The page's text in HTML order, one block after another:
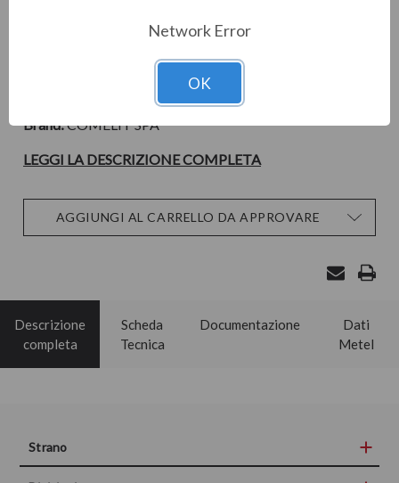
318930
Brand:COMELIT SPA
LEGGI LA DESCRIZIONE COMPLETA
attuale:AGGIUNGI AL CARRELLO DA APPROVARE
Descrizione
completa
Scheda
Tecnica
Documentazione
Dati
Metel
Strano
Network Error
OK